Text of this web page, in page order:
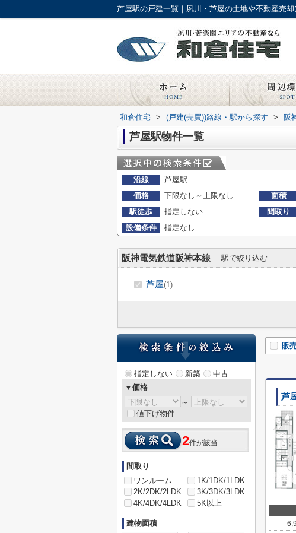
芦屋駅の戸建一覧｜夙川・芦屋の土地や不動産売
和倉住宅 > (戸建(売買))路線・駅から探す > 阪
芦屋駅物件一覧
沿線
芦屋駅
価格
下限なし～上限なし 面積
駅徒歩
指定しない 間取り
設備条件
指定なし
阪神電気鉄道阪神本線 駅で絞り込む
芦屋(1)
販
芦
指定しない 新築
中古
▼価格
～
値下げ物件
2件が該当
間取り
ワンルーム
1K/1DK/1LDK
2K/2DK/2LDK
3K/3DK/3LDK
4K/4DK/4LDK
5K以上
建物面積